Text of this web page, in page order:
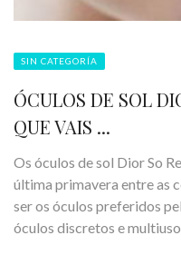
SIN CATEGORÍA
ÓCULOS DE SOL
QUE VAIS ...
Os óculos de sol Dior So
última primavera entre as
ser os óculos preferidos
óculos discretos e